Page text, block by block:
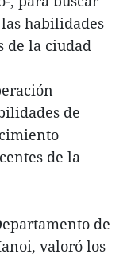
habilidades
de la ciudad
de
de la
de
valoró los